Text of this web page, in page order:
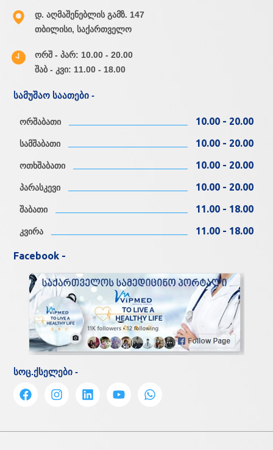
დ. აღმაშენებლის გამზ. 147
თბილისი, საქართველო
ორშ - პარ: 10.00 - 20.00
შაბ - კვი: 11.00 - 18.00
სამუშაო საათები -
ორშაბათი 10.00 - 20.00
სამშაბათი 10.00 - 20.00
ოთხშაბათი 10.00 - 20.00
პარასკევი 10.00 - 20.00
შაბათი 11.00 - 18.00
კვირა 11.00 - 18.00
Facebook -
სოც.ქსელები -